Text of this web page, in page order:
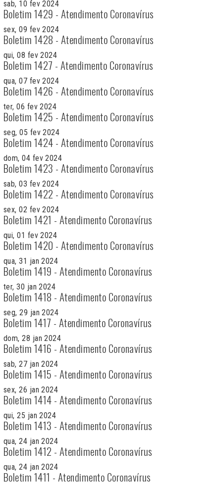
sab, 10 fev 2024
Boletim 1429 - Atendimento Coronavírus
sex, 09 fev 2024
Boletim 1428 - Atendimento Coronavírus
qui, 08 fev 2024
Boletim 1427 - Atendimento Coronavírus
qua, 07 fev 2024
Boletim 1426 - Atendimento Coronavírus
ter, 06 fev 2024
Boletim 1425 - Atendimento Coronavírus
seg, 05 fev 2024
Boletim 1424 - Atendimento Coronavírus
dom, 04 fev 2024
Boletim 1423 - Atendimento Coronavírus
sab, 03 fev 2024
Boletim 1422 - Atendimento Coronavírus
sex, 02 fev 2024
Boletim 1421 - Atendimento Coronavírus
qui, 01 fev 2024
Boletim 1420 - Atendimento Coronavírus
qua, 31 jan 2024
Boletim 1419 - Atendimento Coronavírus
ter, 30 jan 2024
Boletim 1418 - Atendimento Coronavírus
seg, 29 jan 2024
Boletim 1417 - Atendimento Coronavírus
dom, 28 jan 2024
Boletim 1416 - Atendimento Coronavírus
sab, 27 jan 2024
Boletim 1415 - Atendimento Coronavírus
sex, 26 jan 2024
Boletim 1414 - Atendimento Coronavírus
qui, 25 jan 2024
Boletim 1413 - Atendimento Coronavírus
qua, 24 jan 2024
Boletim 1412 - Atendimento Coronavírus
qua, 24 jan 2024
Boletim 1411 - Atendimento Coronavírus